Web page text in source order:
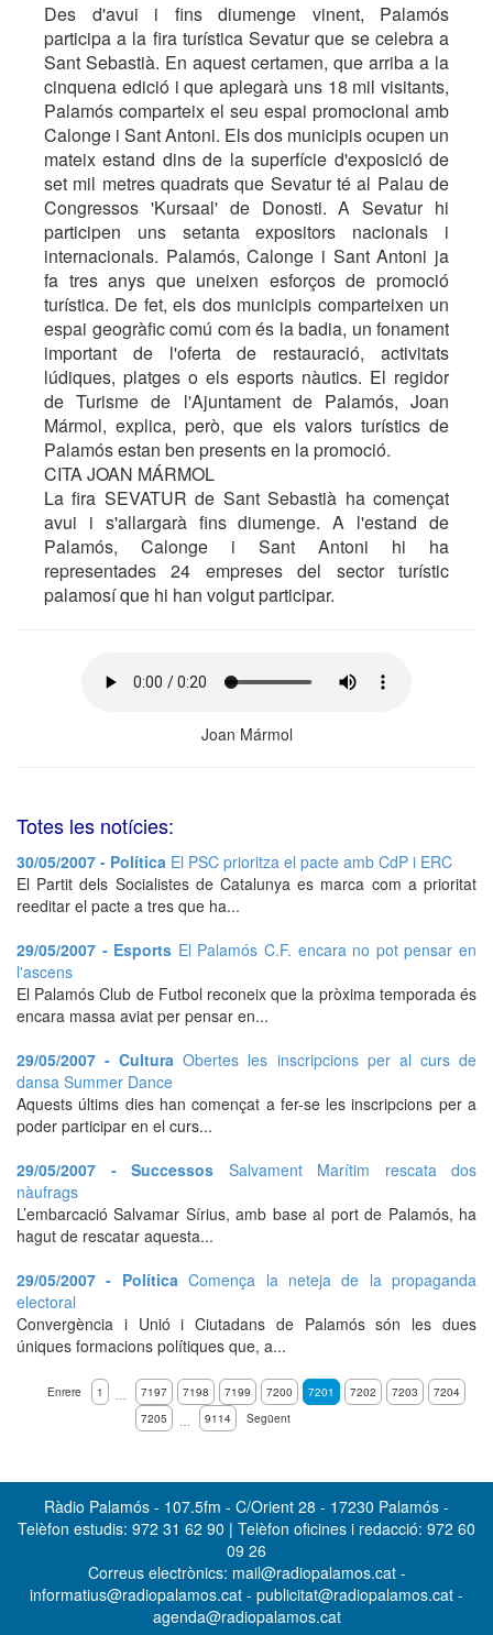
Des d'avui i fins diumenge vinent, Palamós
participa a la fira turística Sevatur que se celebra a
Sant Sebastià. En aquest certamen, que arriba a la
cinquena edició i que aplegarà uns 18 mil visitants,
Palamós comparteix el seu espai promocional amb
Calonge i Sant Antoni. Els dos municipis ocupen un
mateix estand dins de la superfície d'exposició de
set mil metres quadrats que Sevatur té al Palau de
Congressos 'Kursaal' de Donosti. A Sevatur hi
participen uns setanta expositors nacionals i
internacionals. Palamós, Calonge i Sant Antoni ja
fa tres anys que uneixen esforços de promoció
turística. De fet, els dos municipis comparteixen un
espai geogràfic comú com és la badia, un fonament
important de l'oferta de restauració, activitats
lúdiques, platges o els esports nàutics. El regidor
de Turisme de l'Ajuntament de Palamós, Joan
Mármol, explica, però, que els valors turístics de
Palamós estan ben presents en la promoció.
CITA JOAN MÁRMOL
La fira SEVATUR de Sant Sebastià ha començat
avui i s'allargarà fins diumenge. A l'estand de
Palamós, Calonge i Sant Antoni hi ha
representades 24 empreses del sector turístic
palamosí que hi han volgut participar.
Joan Mármol
Totes les notícies:
30/05/2007 - Política El PSC prioritza el pacte amb CdP i ERC
El Partit dels Socialistes de Catalunya es marca com a prioritat
reeditar el pacte a tres que ha...
29/05/2007 - Esports El Palamós C.F. encara no pot pensar en
l'ascens
El Palamós Club de Futbol reconeix que la pròxima temporada és
encara massa aviat per pensar en...
29/05/2007 - CulturaObertes les inscripcions per al curs de
dansa Summer Dance
Aquests últims dies han començat a fer-se les inscripcions per a
poder participar en el curs...
29/05/2007 - Successos Salvament Marítim rescata dos
nàufrags
L’embarcació Salvamar Sírius, amb base al port de Palamós, ha
hagut de rescatar aquesta...
29/05/2007 - PolíticaComença la neteja de la propaganda
electoral
Convergència i Unió i Ciutadans de Palamós són les dues
úniques formacions polítiques que, a...
Enrere 1 … 7197 7198 7199 7200 7201 7202 7203
7204
7205
… 9114 Següent
Ràdio Palamós - 107.5fm - C/Orient 28 - 17230 Palamós -
Telèfon estudis: 972 31 62 90 | Telèfon oficines i redacció: 972 60
09 26
Correus electrònics: mail@radiopalamos.cat -
informatius@radiopalamos.cat - publicitat@radiopalamos.cat -
agenda@radiopalamos.cat